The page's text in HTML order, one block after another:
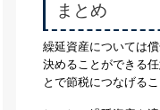
まとめ
繰延資産については
決めることができる
とで節税につなげるこ